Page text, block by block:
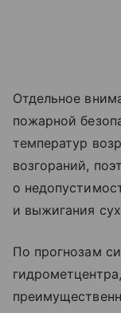
Отдельное
пожарной
температур
возгораний,
о
и выжигания
По прогнозам